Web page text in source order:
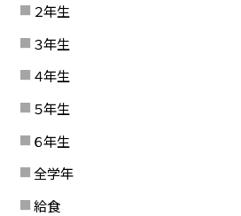
２年生
３年生
４年生
５年生
６年生
全学年
給食